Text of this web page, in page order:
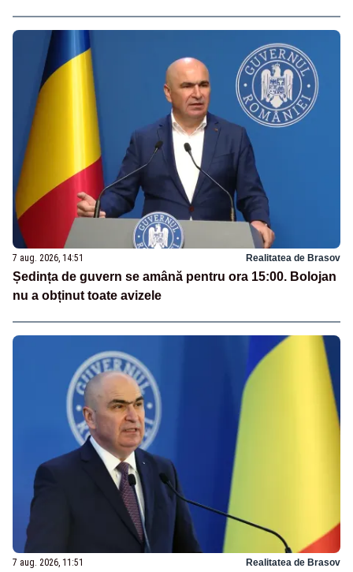
7 aug. 2026, 14:51 Realitatea de Brasov
Ședința de guvern se amână pentru ora 15:00. Bolojan
nu a obținut toate avizele
7 aug. 2026, 11:51 Realitatea de Brasov